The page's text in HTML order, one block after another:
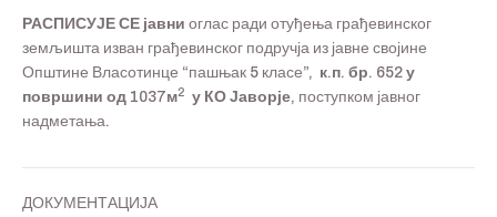
РАСПИСУЈЕ СЕ јавни оглас ради отуђења грађевинског
земљишта изван грађевинског подручја из јавне својине
Општине Власотинце “пашњак 5 класе”, к.п. бр. 652 у
површини од 1037м2 у КО Јаворје, поступком јавног
надметања.
ДОКУМЕНТАЦИЈА